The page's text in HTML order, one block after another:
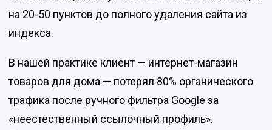
на 20-50 пунктов до полного удаления сайта из
индекса.
В нашей практике клиент — интернет-магазин
товаров для дома — потерял 80% органического
трафика после ручного фильтра Google за
«неестественный ссылочный профиль».